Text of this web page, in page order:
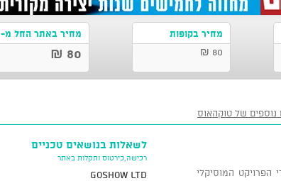
מחיר בקופות
80 ₪
מחיר באתר החל מ-
80 ₪
נוספים של טוקהאוס
הפרויקט המוסיקלי
לשאלות בנושאים טכניים
רכישה,כירטוס ותקלות באתר
GoShow LTD